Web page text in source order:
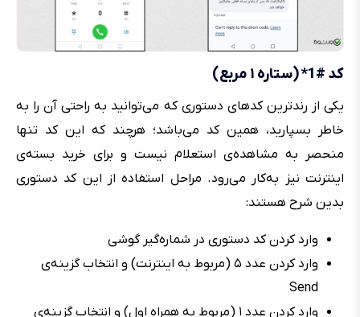
کد #1* (ستاره ۱ مربع)
یکی از رندترین کدهای دستوری که می‌توانید به راحتی آن را به
خاطر بسپارید، همین کد می‌باشد؛ هرچند که این کد تنها
منحصر به مشاهده‌ی استعلام نیست و برای خرید بسته‌ی
اینترنت نیز به‌کار می‌رود. مراحل استفاده از این کد دستوری
بدین شرح هستند:
وارد کردن کد دستوری در شماره‌گیر گوشی
وارد کردن عدد ۵ (مربوط به اینترنت) و انتخاب گزینه‌ی
Send
وارد کردن عدد ۱ (مربوط به همراه اول) و انتخاب گزینه‌ی